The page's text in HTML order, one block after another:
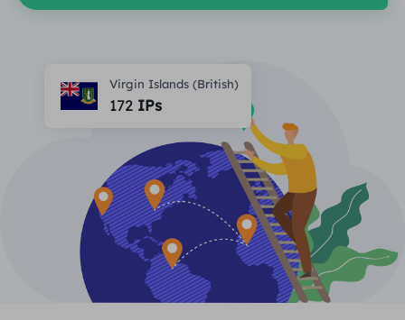
Một đặc vụ ISP lâu dài
Xác minh quảng cáo
Quét và thu thập dữ liệu web
Xem tất cả
CÔNG CỤ MIỄN PHÍ
Trình kiểm tra proxy
Danh sách proxy miễn phí
GIÚP ĐỠ
Câu hỏi thường gặp
Blog
Hướng dẫn sử dụng
Việt Nam
English
Việt Nam
Thưởng thứcGiảm giá 77% và hành động
ngay!
Khu dân cư $0/GB Không giới hạn $0/Ngày
Virgin Islands (British)
172IPs